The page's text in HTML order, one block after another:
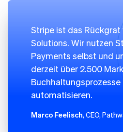
Stripe ist das Rückgrat
Solutions. Wir nutzen
Payments selbst und
derzeit über 2.500
Buchhaltungsprozesse
automatisieren.
Marco Feelisch, CEO,